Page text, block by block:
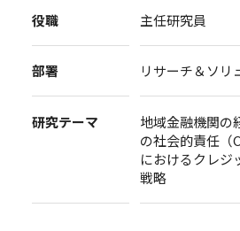
役職 主任研究員
部署 リサーチ＆ソリ
研究テーマ
地域金融機関の
の社会的責任（
におけるクレジ
戦略